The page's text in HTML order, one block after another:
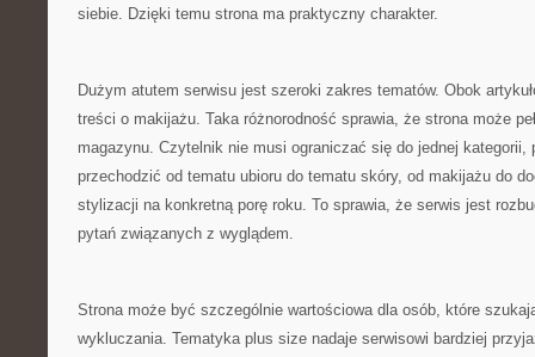
siebie. Dzięki temu strona ma praktyczny charakter.
Dużym atutem serwisu jest szeroki zakres tematów. Obok
treści o makijażu. Taka różnorodność sprawia, że strona może
magazynu. Czytelnik nie musi ograniczać się do jednej kategorii,
przechodzić od tematu ubioru do tematu skóry, od makijażu do
stylizacji na konkretną porę roku. To sprawia, że serwis jest
pytań związanych z wyglądem.
Strona może być szczególnie wartościowa dla osób, które
wykluczania. Tematyka plus size nadaje serwisowi bardziej